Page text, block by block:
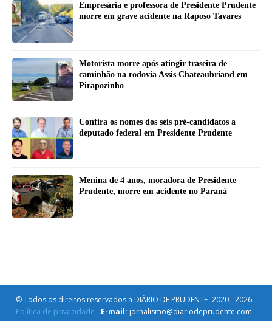
Empresária e professora de Presidente Prudente
morre em grave acidente na Raposo Tavares
Motorista morre após atingir traseira de
caminhão na rodovia Assis Chateaubriand em
Pirapozinho
Confira os nomes dos seis pré-candidatos a
deputado federal em Presidente Prudente
Menina de 4 anos, moradora de Presidente
Prudente, morre em acidente no Paraná
© Todos os direitos reservados a DIÁRIO DE PRUDENTE- 2020 - 2026 -
Política de privacidade - E-mail: jornalismo@diariodeprudente.com -